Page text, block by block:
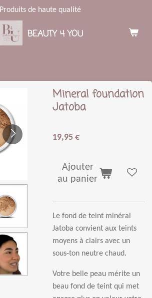
BEAUTY 4 YOU
Produits de haute qualité
Mineral foundation
Jatoba
19,95 €
Ajouter
au panier
Le fond de teint minéral
Jatoba convient aux teints
moyens à clairs avec un
sous-ton neutre chaud.
Votre belle peau mérite un
beau fond de teint qui met